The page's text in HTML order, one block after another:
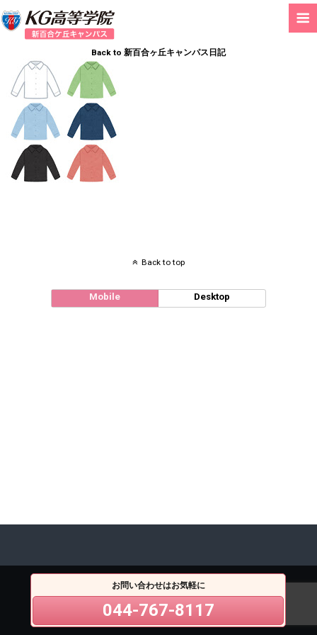
Back to 新百合ヶ丘キャンパス日記
Back to top
Mobile Desktop
お問い合わせはお気軽に
044-767-8117